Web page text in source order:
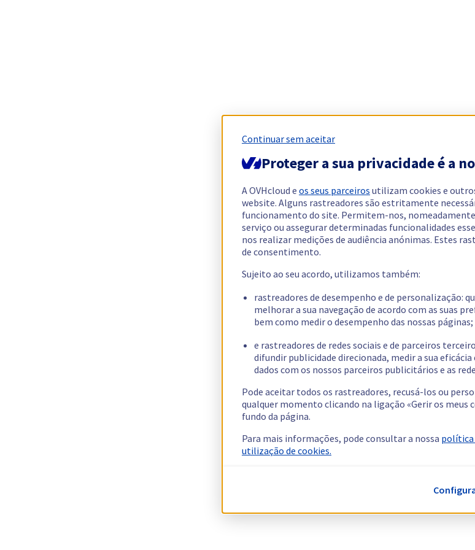
Continuar sem aceitar
Proteger a sua privacidade é a
A OVHcloud e os seus parceiros utilizam cookies e
website. Alguns rastreadores são estritamente
funcionamento do site. Permitem-nos,
serviço ou assegurar determinadas funcionalidades
nos realizar medições de audiência anónimas. Estes
de consentimento.
Sujeito ao seu acordo, utilizamos também:
rastreadores de desempenho e de personalização:
melhorar a sua navegação de acordo com as suas
bem como medir o desempenho das nossas páginas;
e rastreadores de redes sociais e de parceiros
difundir publicidade direcionada, medir a sua
dados com os nossos parceiros publicitários e as
Pode aceitar todos os rastreadores, recusá-los ou
qualquer momento clicando na ligação «Gerir os meus
fundo da página.
Para mais informações, pode consultar a nossa política
utilização de cookies.